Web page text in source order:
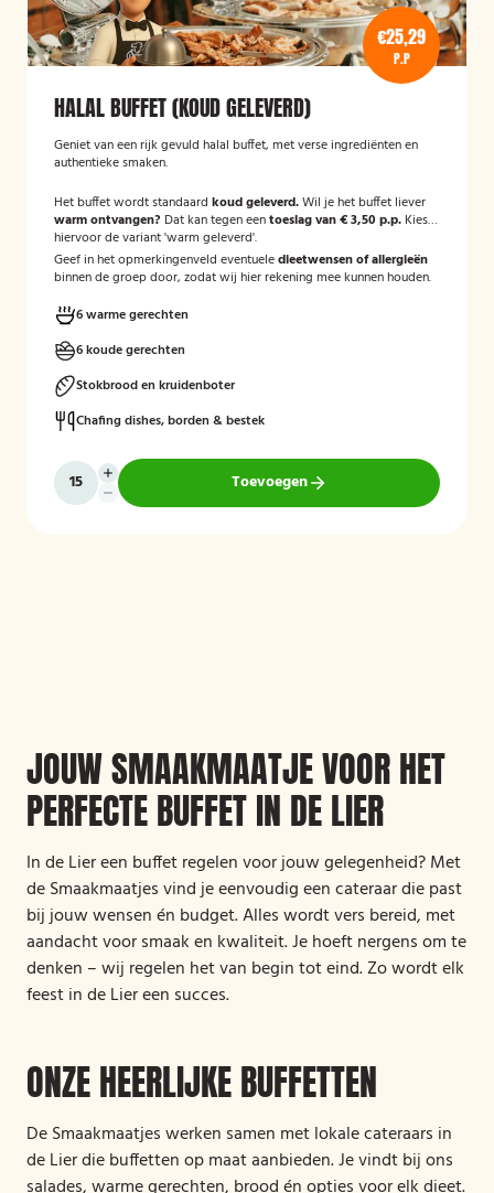
€25,29
P.P
HALAL BUFFET (KOUD GELEVERD)
Geniet van een rijk gevuld halal buffet, met verse ingrediënten en
authentieke smaken.
Het buffet wordt standaard koud geleverd.Wil je het buffet liever
warm ontvangen? Dat kan tegen eentoeslag van € 3,50 p.p. Kies
hiervoor de variant 'warm geleverd'.
Geef in het opmerkingenveld eventueledieetwensen of allergieën
binnen de groep door, zodat wij hier rekening mee kunnen houden.
6 warme gerechten
6 koude gerechten
Stokbrood en kruidenboter
Chafing dishes, borden & bestek
Toevoegen
JOUW SMAAKMAATJE VOOR HET
PERFECTE BUFFET IN DE LIER
In de Lier een buffet regelen voor jouw gelegenheid? Met
de Smaakmaatjes vind je eenvoudig een cateraar die past
bij jouw wensen én budget. Alles wordt vers bereid, met
aandacht voor smaak en kwaliteit. Je hoeft nergens om te
denken – wij regelen het van begin tot eind. Zo wordt elk
feest in de Lier een succes.
ONZE HEERLIJKE BUFFETTEN
De Smaakmaatjes werken samen met lokale cateraars in
de Lier die buffetten op maat aanbieden. Je vindt bij ons